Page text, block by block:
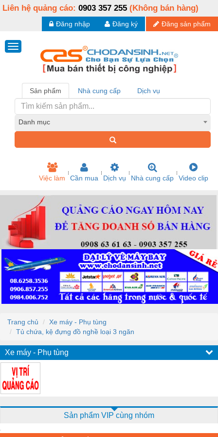
Liên hệ quảng cáo: 0903 357 255 (Không bán hàng)
Đăng sản phẩm
Đăng ký
Đăng nhập
Sản phẩm Nhà cung cấp Dịch vụ
Danh mục
Việc làm Cần mua Dịch vụ Nhà cung cấp Video clip
Trang chủ
Xe máy - Phụ tùng
Tủ chứa, kệ đựng đồ nghề loại 3 ngăn
Xe máy - Phụ tùng
Sản phẩm VIP cùng nhóm